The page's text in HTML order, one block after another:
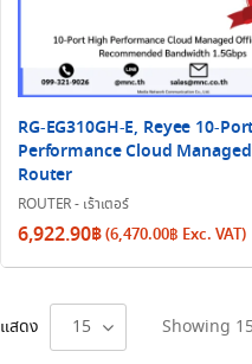
RG-EG310GH-E, Reyee 10-
Performance Cloud
Router
ROUTER - เร้าเตอร์
6,922.90฿(6,470.00฿ Exc. VAT)
แสดง 15 Showing